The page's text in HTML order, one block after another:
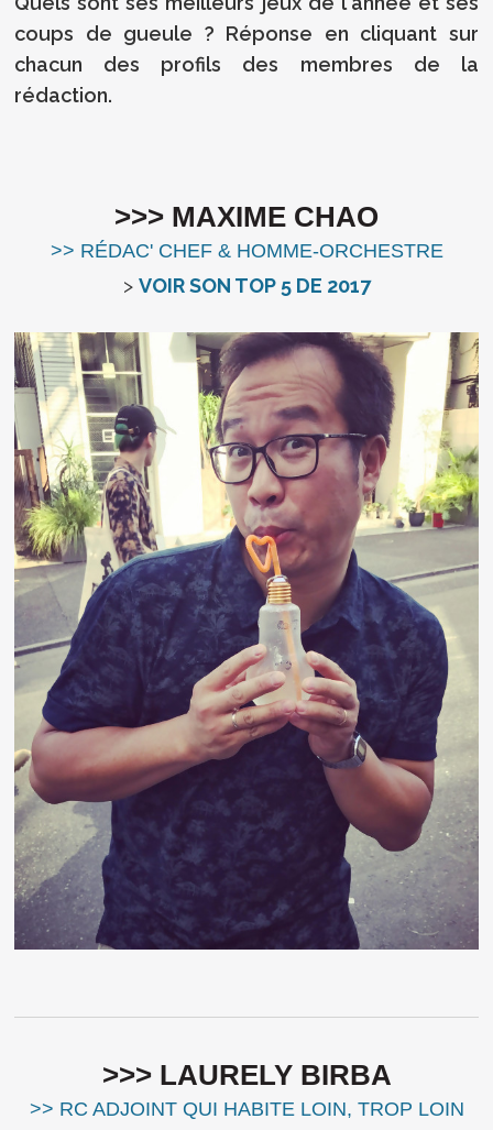
coups de gueule ? Réponse en cliquant sur
chacun des profils des membres de la
rédaction.
>>> MAXIME CHAO
>> RÉDAC' CHEF & HOMME-ORCHESTRE
> VOIR SON TOP 5 DE 2017
>>> LAURELY BIRBA
>> RC ADJOINT QUI HABITE LOIN, TROP LOIN